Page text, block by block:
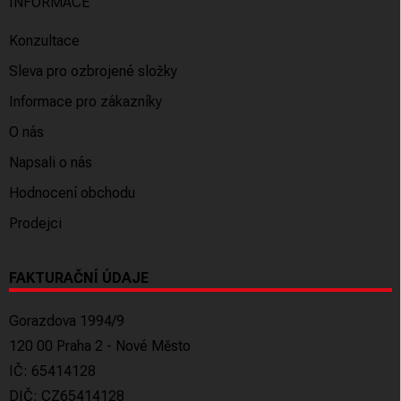
Konzultace
Sleva pro ozbrojené složky
Informace pro zákazníky
O nás
Napsali o nás
Hodnocení obchodu
Prodejci
FAKTURAČNÍ ÚDAJE
Gorazdova 1994/9
120 00 Praha 2 - Nové Město
IČ: 65414128
DIČ: CZ65414128